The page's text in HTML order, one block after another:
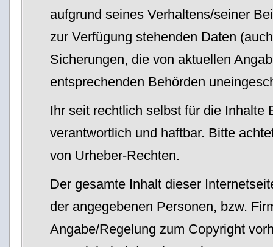
aufgrund seines Verhaltens/seiner
zur Verfügung stehenden Daten
Sicherungen, die von aktuellen
entsprechenden Behörden
Ihr seit rechtlich selbst für die Inhalte
verantwortlich und haftbar. Bitte
von Urheber-Rechten.
Der gesamte Inhalt dieser
der angegebenen Personen, bzw.
Angabe/Regelung zum Copyright